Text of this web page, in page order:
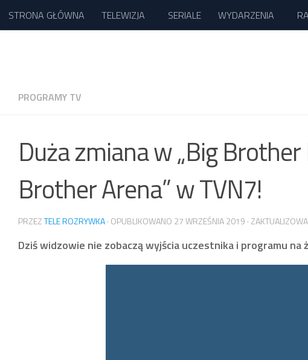
Przejdź do treści
STRONA GŁÓWNA TELEWIZJA SERIALE WYDARZENIA
PROGRAMY TV
Duża zmiana w „Big
Brother Arena” w TVN7!
PRZEZTELE ROZRYWKA· OPUBLIKOWANO 27 WRZEŚNIA 2019 ·
Dziś widzowie nie zobaczą wyjścia uczestnika i programu na